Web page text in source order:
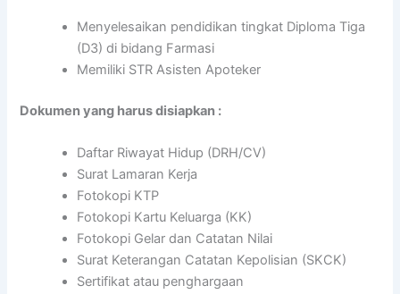
Menyelesaikan pendidikan tingkat Diploma Tiga
(D3) di bidang Farmasi
Memiliki STR Asisten Apoteker
Dokumen yang harus disiapkan :
Daftar Riwayat Hidup (DRH/CV)
Surat Lamaran Kerja
Fotokopi KTP
Fotokopi Kartu Keluarga (KK)
Fotokopi Gelar dan Catatan Nilai
Surat Keterangan Catatan Kepolisian (SKCK)
Sertifikat atau penghargaan